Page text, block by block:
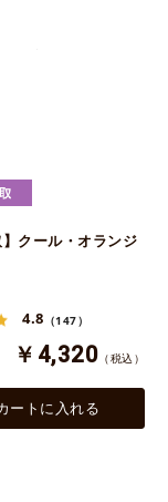
】クール・オランジ
4.8 （147）
￥4,320 （税込）
ートに入れる